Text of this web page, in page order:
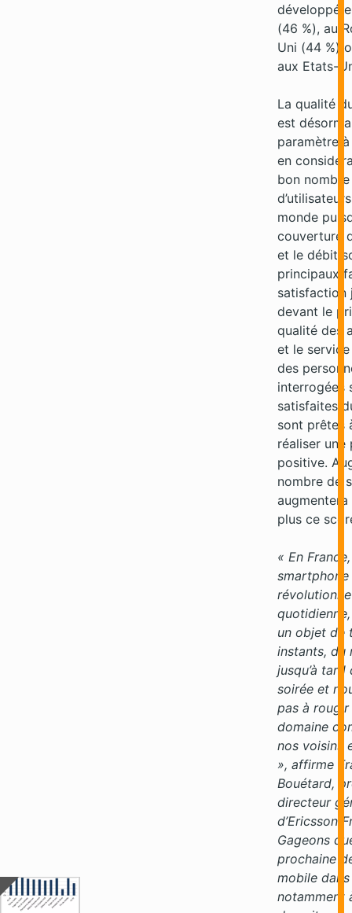
développé
(46 %), au
Uni (44 %)
aux Etats-
La qualité
est
paramètre
en
bon nombre
monde
couverture
et le débit
principaux
satisfaction
devant le
qualité des
et le
des
interrogées
satisfaites
sont prêtes
réaliser
positive.
nombre de
augmentera
plus ce
« En
smartphone
un objet de
instants, du
jusqu’à tard
soirée et
pas à rougir
domaine
nos voisins
», affirme
Bouétard,
directeur
d’Ericsson
Gageons
prochaine
mobile
notamment